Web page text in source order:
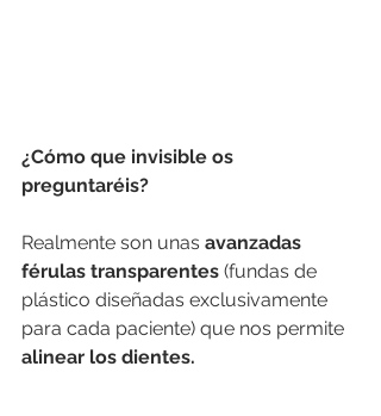
¿Cómo que invisible os
preguntaréis?
Realmente son unas avanzadas
férulas transparentes (fundas de
plástico diseñadas exclusivamente
para cada paciente) que nos permite
alinear los dientes.